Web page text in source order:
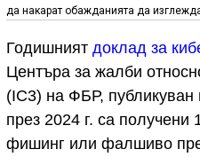
да накарат обажданията да
Годишният доклад за
Центъра за жалби
(IC3) на ФБР,
през 2024 г. са получени
фишинг или фалшиво